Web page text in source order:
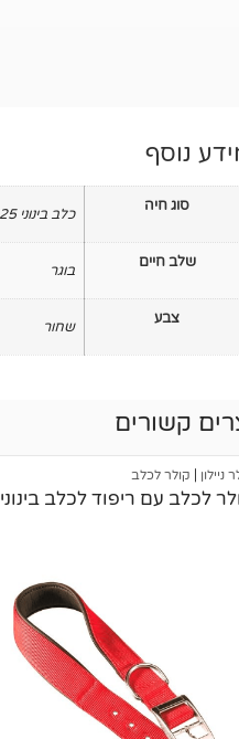
נוסף
סוג חיה כלב בינוני 10-25 ק"ג
שלב חיים בוגר
צבע שחור
קשורים
ניילון קולר לכלב
לכלב עם ריפוד לכלב בינוני